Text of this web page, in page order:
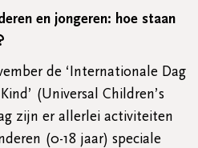
en jongeren: hoe staan
de ‘Internationale Dag
(Universal Children’s
zijn er allerlei activiteiten
(0-18 jaar) speciale